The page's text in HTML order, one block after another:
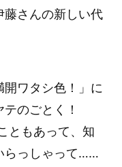
藤さんの新しい代
ワタシ色！」に
のごとく！
ともあって、知
らっしゃって……